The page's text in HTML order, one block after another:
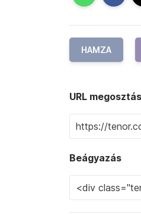
HAMZA
URL
Beágyazás